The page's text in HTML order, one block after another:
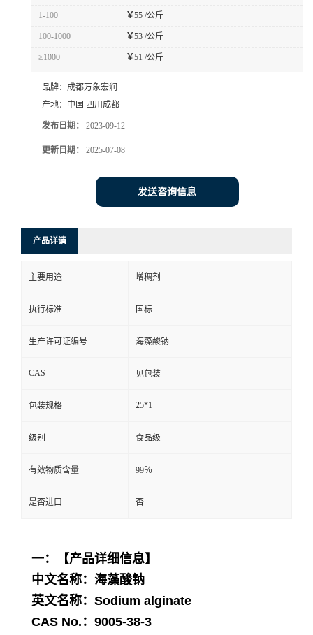
1-100 ￥55 /公斤
100-1000 ￥53 /公斤
≥1000 ￥51 /公斤
品牌： 成都万象宏润
产地： 中国 四川成都
发布日期： 2023-09-12
更新日期： 2025-07-08
发送咨询信息
产品详请
主要用途 增稠剂
执行标准 国标
生产许可证编号 海藻酸钠
CAS 见包装
包装规格 25*1
级别 食品级
有效物质含量 99％
是否进口 否
一：【产品详细信息】
中文名称： 海藻酸钠
英文名称：Sodium alginate
CAS No.： 9005-38-3